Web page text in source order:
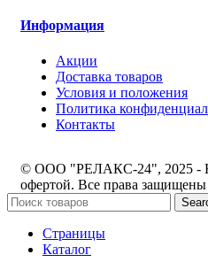
Информация
Акции
Доставка товаров
Условия и положения
Политика
Контакты
© ООО "РЕЛАКС-24", 2025 -
офертой. Все права защищены
Страницы
Каталог